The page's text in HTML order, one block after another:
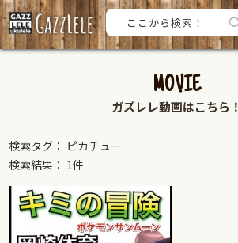
MOVIE
ガズレレ動画はこちら！
検索タグ： ピカチュー
検索結果： 1件